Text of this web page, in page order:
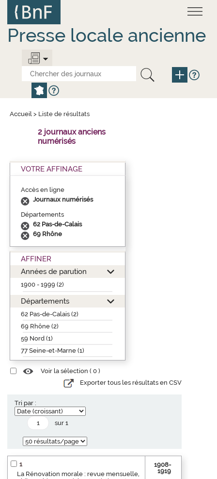
contenu
principal
Presse locale ancienne
Accueil > Liste de résultats
2 journaux anciens
numérisés
VOTRE AFFINAGE
Accès en ligne
Journaux numérisés
Départements
62 Pas-de-Calais
69 Rhône
AFFINER
Années de parution
1900 - 1999 (2)
Départements
62 Pas-de-Calais (2)
69 Rhône (2)
59 Nord (1)
77 Seine-et-Marne (1)
Voir la sélection ( 0 )
Exporter tous les résultats en CSV
Tri par :
sur 1
1
La Rénovation morale : revue mensuelle,
1908-
1919
Panneau de gestion des cookies